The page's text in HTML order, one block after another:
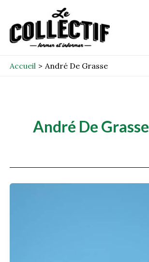
contenu
Accueil André De Grasse
André De Grasse